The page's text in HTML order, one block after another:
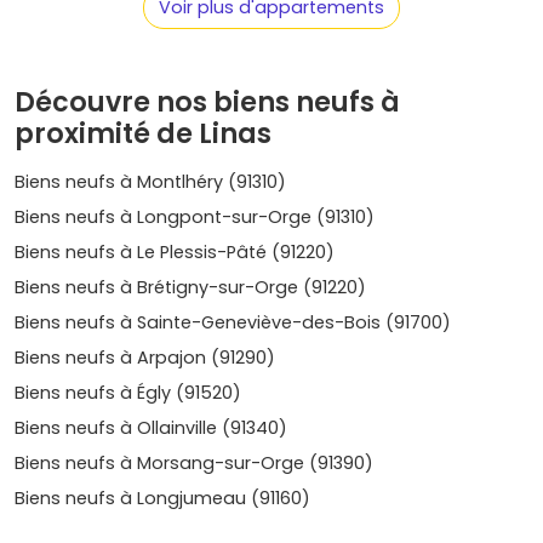
(T2, T3), surtout si le bien est proche des axes
Confort et performance énergétique: un achat en
VEFA t'apporte les normes RE 2020
réduits(environ2 à 3 %), des garanties (parfait
achèvement, décennale) et souvent un stationnement.
Résultat : des charges maîtrisées et un logement prêt à
vivre.
Les secteurs à privilégier selon ton
projet
Centre‑bourg et cœur historique
tout faire à pied, ambiance village et petites
résidences. Idéal pour habiter.
dans le neuf :4 700 à 5 500 €/m²
Proximité Montlhéry – remparts et commerces
atmosphère vivante et accès rapide à la RN20,
parfait pour louer à des actifs mobiles.
Voir plus d'appartements
Découvre nos biens neufs à
proximité de Linas
Biens neufs à Montlhéry (91310)
Biens neufs à Longpont-sur-Orge (91310)
Biens neufs à Le Plessis-Pâté (91220)
Biens neufs à Brétigny-sur-Orge (91220)
Biens neufs à Sainte-Geneviève-des-Bois (91700)
Biens neufs à Arpajon (91290)
Biens neufs à Égly (91520)
Biens neufs à Ollainville (91340)
Biens neufs à Morsang-sur-Orge (91390)
Biens neufs à Longjumeau (91160)